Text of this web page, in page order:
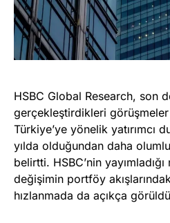
HSBC Global Research, son
gerçekleştirdikleri
Türkiye’ye yönelik yatırımcı
yılda olduğundan daha
belirtti. HSBC’nin
değişimin portföy
hızlanmada da açıkça